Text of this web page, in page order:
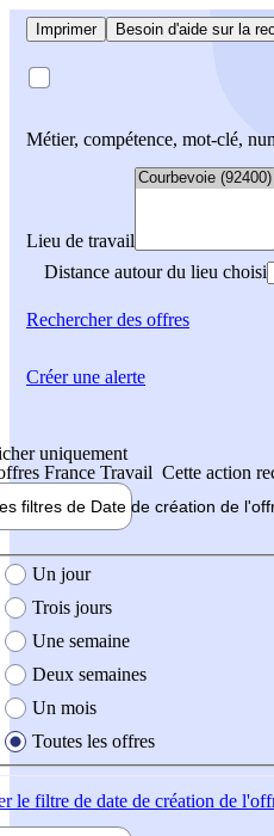
Imprimer Besoin d'aide sur la
Métier, compétence, mot-clé,
Lieu de travail
Distance autour du lieu choisi
Rechercherdes offres
uniquement
France Travail Cette action
filtres de Date de création de
création de l'offre
Un jour
Trois jours
Une semaine
Deux semaines
Un mois
Toutes les offres
le filtre de date de création de
Créer une alerte